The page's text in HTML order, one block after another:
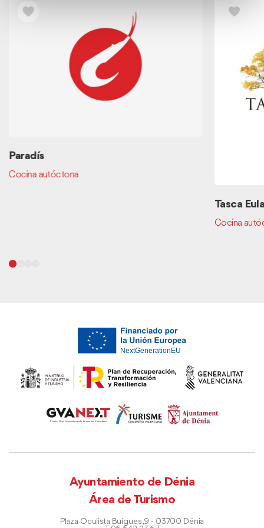
Paradís
Cocina autóctona
Tasca
Cocina
Ayuntamiento de Dénia
Área de Turismo
Plaza Oculista Buigues, 9 - 03700 Dénia